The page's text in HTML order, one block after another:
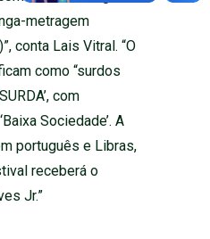
metragem
conta Lais Vitral. “O
como “surdos
com
Sociedade’. A
português e Libras,
receberá o
Jr.”